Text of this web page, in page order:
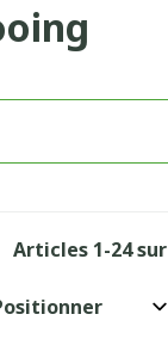
Articles 1-24sur
par: